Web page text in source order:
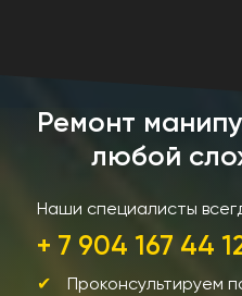
Ремонт
любой
Наши специалисты
+ 7 904 167 44
Проконсультируем